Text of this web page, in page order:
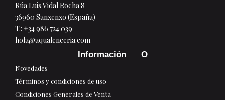
Rúa Luis Vidal Rocha 8
36960 Sanxenxo (España)
T.: +34 986 724 039
hola@aqualenceria.com
Información
Novedades
Términos y condiciones de uso
Condiciones Generales de Venta